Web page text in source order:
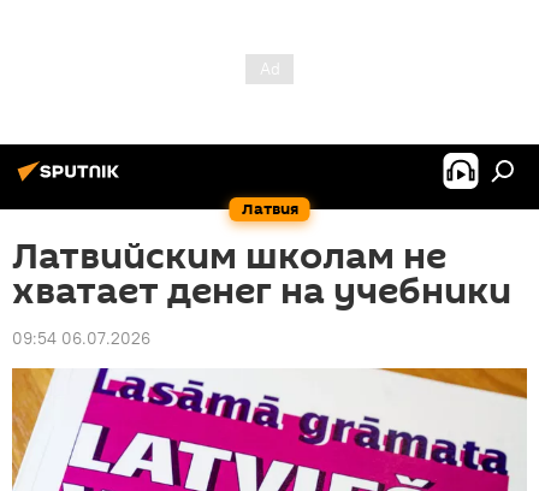
Латвия
Латвийским школам не
хватает денег на учебники
09:54 06.07.2026